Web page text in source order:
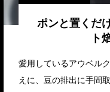
ポンと置くだ
ト
愛用しているアウベル
えに、豆の排出に手間